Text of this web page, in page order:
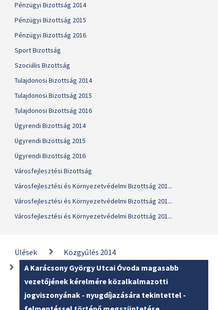
Pénzügyi Bizottság 2014
Pénzügyi Bizottság 2015
Pénzügyi Bizottság 2016
Sport Bizottság
Szociális Bizottság
Tulajdonosi Bizottság 2014
Tulajdonosi Bizottság 2015
Tulajdonosi Bizottság 2016
Ügyrendi Bizottság 2014
Ügyrendi Bizottság 2015
Ügyrendi Bizottság 2016
Városfejlesztési Bizottság
Városfejlesztési és Környezetvédelmi Bizottság 201...
Városfejlesztési és Környezetvédelmi Bizottság 201...
Városfejlesztési és Környezetvédelmi Bizottság 201...
Ülések
Közgyűlés 2014
A Karácsony György Utcai Óvoda magasabb
vezetőjének kérelmére közalkalmazotti
jogviszonyának - nyugdíjazására tekintettel -